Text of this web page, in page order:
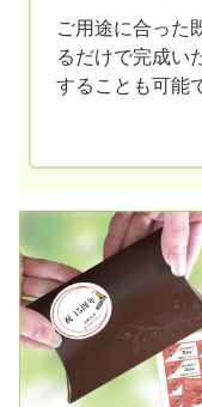
ご用途に合った
るだけで完成い
することも可能